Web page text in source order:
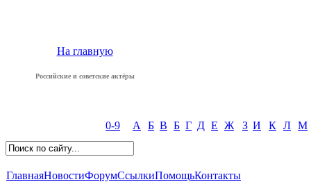
На главную
Российские и советские актёры
0-9 А Б В Б Г Д Е Ж З И К Л М
ГлавнаяНовостиФорумСсылкиПомощьКонтакты